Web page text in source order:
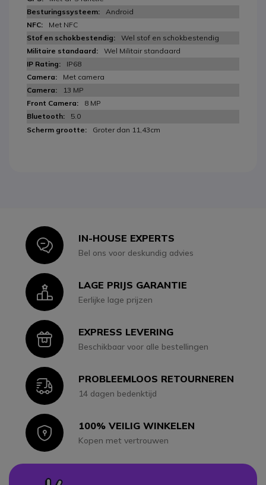
Android
Met NFC
Wel stof en schokbestendig
Wel Militair standaard
IP68
Met camera
13 MP
8 MP
5.0
Groter dan 11,43cm
IconIN-HOUSE EXPERTS
Bel ons voor deskundig advies
IconLAGE PRIJS GARANTIE
Eerlijke lage prijzen
IconEXPRESS LEVERING
Beschikbaar voor alle bestellingen
IconPROBLEEMLOOS RETOURNEREN
14 dagen bedenktijd
Icon100% VEILIG WINKELEN
Kopen met vertrouwen